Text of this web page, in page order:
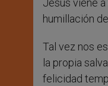
Jesús viene
humillación
Tal vez nos
la propia
felicidad